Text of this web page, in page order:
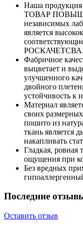
Наша
ТОВАР
независимых
является
РОСКАЧЕТСВА.
Фабричное
выцветает и
улучшенного
двойного
устойчивость к
Материал
своих
пошито из
ткань является
накапливать
Гладкая, ровная
ощущения при
Без вредных
Последние
Оставить отзыв